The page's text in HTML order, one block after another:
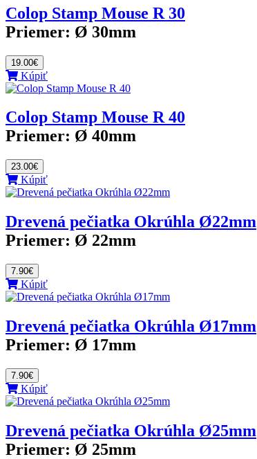
Colop Stamp Mouse R 30
Priemer: Ø 30mm
19.00€
Kúpiť
Colop Stamp Mouse R 40
Priemer: Ø 40mm
23.00€
Kúpiť
Drevená pečiatka Okrúhla Ø22mm
Priemer: Ø 22mm
7.90€
Kúpiť
Drevená pečiatka Okrúhla Ø17mm
Priemer: Ø 17mm
7.90€
Kúpiť
Drevená pečiatka Okrúhla Ø25mm
Priemer: Ø 25mm